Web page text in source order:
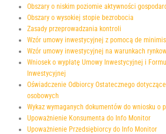
Obszary o niskim poziomie aktywności
Obszary o wysokiej stopie bezrobocia
Zasady przeprowadzania kontroli
Wzór umowy inwestycyjnej z pomocą de minimis
Wzór umowy inwestycyjnej na warunkach
Wniosek o wypłatę Umowy Inwestycyjnej i
Inwestycyjnej
Oświadczenie Odbiorcy Ostatecznego
osobowych
Wykaz wymaganych dokumentów do wniosku o
Upoważnienie Konsumenta do Info Monitor
Upoważnienie Przedsiębiorcy do Info Monitor